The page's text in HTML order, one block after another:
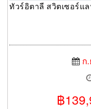
ทัวร์อิตาลี สวิตเซอร์แ
ก
฿